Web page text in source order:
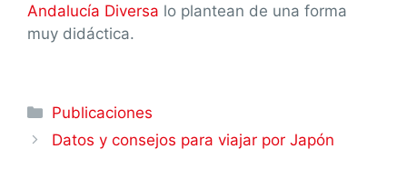
Andalucía Diversa lo plantean de una forma
muy didáctica.
Publicaciones
Datos y consejos para viajar por Japón